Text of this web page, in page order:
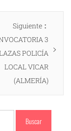
Siguiente
3
POLICÍA
LOCAL VICAR
(ALMERÍA)